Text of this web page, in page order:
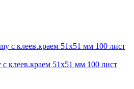
клеев.краем 51x51 мм 100 лист